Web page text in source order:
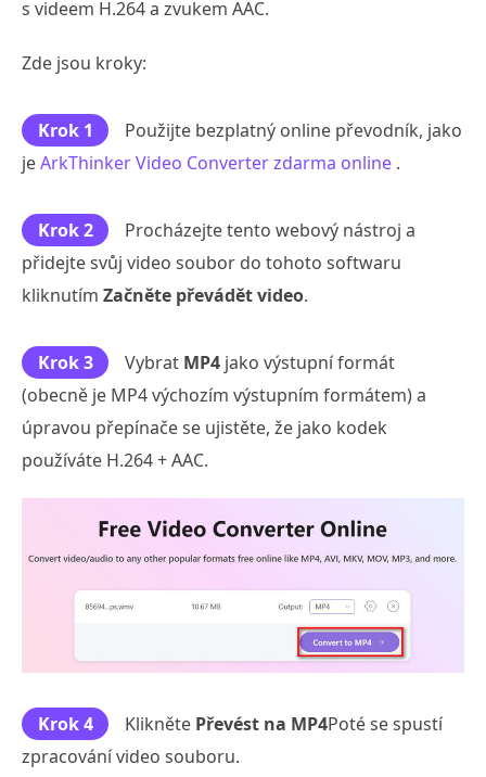
s videem H.264 a zvukem AAC.
Zde jsou kroky:
Krok 1
Použijte bezplatný online převodník, jako
jeArkThinker Video Converter zdarma online .
Krok 2
Procházejte tento webový nástroj a
přidejte svůj video soubor do tohoto softwaru
kliknutím Začněte převádět video.
Krok 3 Vybrat MP4 jako výstupní formát
(obecně je MP4 výchozím výstupním formátem) a
úpravou přepínače se ujistěte, že jako kodek
používáte H.264 + AAC.
Krok 4 Klikněte Převést na MP4Poté se spustí
zpracování video souboru.